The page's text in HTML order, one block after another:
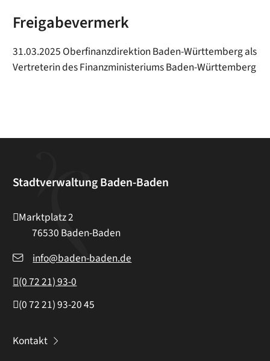
Freigabevermerk
31.03.2025 Oberfinanzdirektion Baden-Württemberg als
Vertreterin des Finanzministeriums Baden-Württemberg
Stadtverwaltung Baden-Baden
Marktplatz 2
76530 Baden-Baden
info@baden-baden.de
(07221) 93-0
(07221) 93-2045
Kontakt